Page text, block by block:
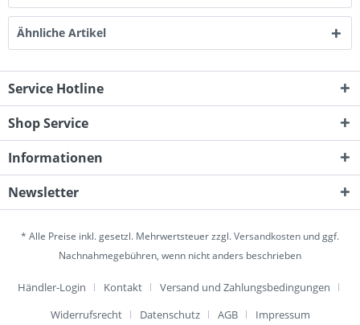
Ähnliche Artikel
Service Hotline
Shop Service
Informationen
Newsletter
* Alle Preise inkl. gesetzl. Mehrwertsteuer zzgl.Versandkosten und ggf.
Nachnahmegebühren, wenn nicht anders beschrieben
Händler-Login Kontakt
Versand und Zahlungsbedingungen
Widerrufsrecht
Datenschutz AGB Impressum